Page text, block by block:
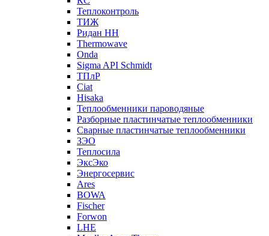
Теплоконтроль
ТИЖ
Ридан НН
Thermowave
Onda
Sigma API Schmidt
ТПлР
Ciat
Hisaka
Теплообменники пароводяные
Разборные пластинчатые теплообменники
Сварные пластинчатые теплообменники
ЗЭО
Теплосила
ЭксЭко
Энергосервис
Ares
BOWA
Fischer
Forwon
LHE